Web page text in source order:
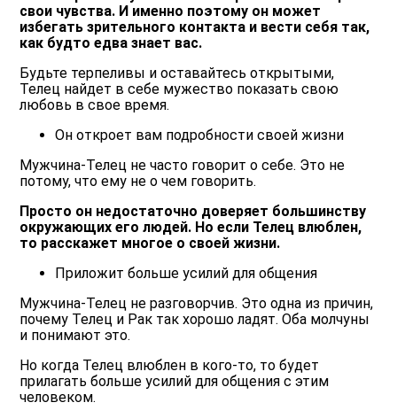
свои чувства. И именно поэтому он может
избегать зрительного контакта и вести себя так,
как будто едва знает вас.
Будьте терпеливы и оставайтесь открытыми,
Телец найдет в себе мужество показать свою
любовь в свое время.
Он откроет вам подробности своей жизни
Мужчина-Телец не часто говорит о себе. Это не
потому, что ему не о чем говорить.
Просто он недостаточно доверяет большинству
окружающих его людей. Но если Телец влюблен,
то расскажет многое о своей жизни.
Приложит больше усилий для общения
Мужчина-Телец не разговорчив. Это одна из причин,
почему Телец и Рак так хорошо ладят. Оба молчуны
и понимают это.
Но когда Телец влюблен в кого-то, то будет
прилагать больше усилий для общения с этим
человеком.